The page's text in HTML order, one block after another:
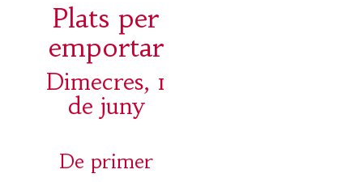
Plats per
emportar
Dimecres, 1
de juny
De primer